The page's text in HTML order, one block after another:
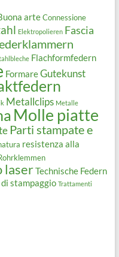
arte Connessione
Elektropolieren Fascia
Flachformfedern
FormareGutekunst
Metallclips Metalle
Molle piatte
Parti stampate e
resistenza alla
laserTechnische Federn
stampaggio Trattamenti